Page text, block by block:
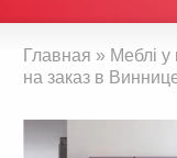
Главная » Меблі у
на заказ в